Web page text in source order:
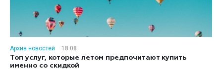
Архив новостей
18:08
Топ услуг, которые летом предпочитают купить
именно со скидкой